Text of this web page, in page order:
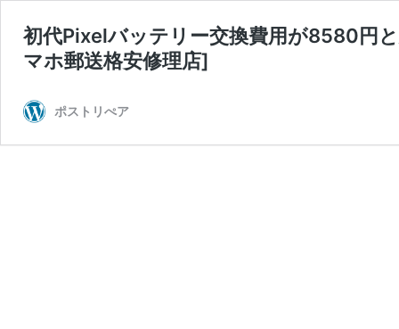
初代Pixelバッテリー交換費用が8580円
マホ郵送格安修理店]
ポストリぺア